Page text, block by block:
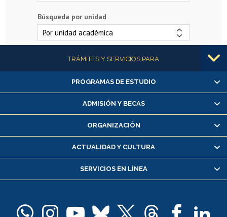
Búsqueda por unidad
Más informaciónTRÁMITES Y SERVICIOS PARA
Alumnas/os y exalumnas/os
Matrícula en línea
Inscripción y cambio de asignaturas
Consulta y certificado de notas
Servicio médico y dental
Pago de arancel y crédito alumnos
PROGRAMAS DE ESTUDIO
ADMISIÓN Y BECAS
ORGANIZACIÓN
ACTUALIDAD Y CULTURA
SERVICIOS EN LÍNEA